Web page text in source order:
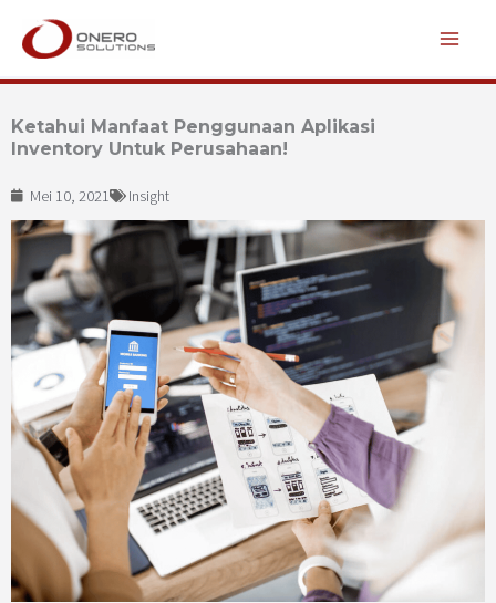
Lewati
Ketahui Manfaat Penggunaan Aplikasi
Inventory Untuk Perusahaan!
Mei 10, 2021 Insight